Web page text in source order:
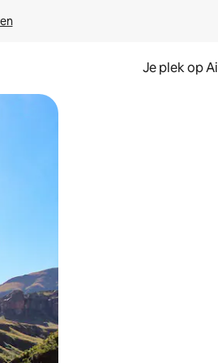
Je plek op
of swipen.